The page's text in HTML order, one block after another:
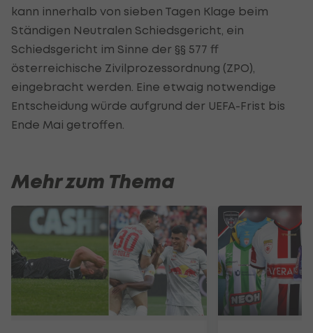
kann innerhalb von sieben Tagen Klage beim
Ständigen Neutralen Schiedsgericht, ein
Schiedsgericht im Sinne der §§ 577 ff
österreichische Zivilprozessordnung (ZPO),
eingebracht werden. Eine etwaig notwendige
Entscheidung würde aufgrund der UEFA-Frist bis
Ende Mai getroffen.
Mehr zum Thema